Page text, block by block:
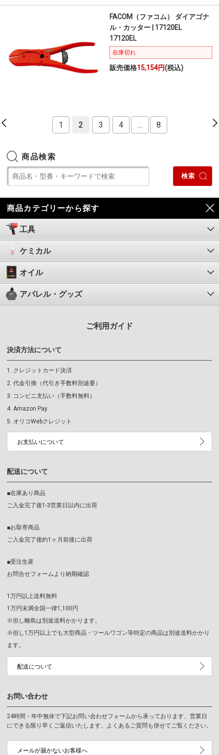
FACOM（ファコム） ダイアゴナ
ル・カッター | 17120EL
17120EL
在庫切れ
販売価格15,154円(税込)
1 2 3 4 … 8
商品検索
商品カテゴリーから探す
工具
ケミカル
オイル
アパレル・グッズ
ご利用ガイド
決済方法について
クレジットカード決済
代金引換（代引き手数料別途要）
コンビニ支払い（手数料無料）
Amazon Pay
オリコWebクレジット
お支払いについて
配送について
■在庫あり商品
ご入金完了後1-3営業日以内に出荷
■お取寄商品
ご入金完了後約1ヶ月前後に出荷
■受注生産
お問合せフォームより納期確認
1万円以上送料無料
1万円未満全国一律1,100円
※但し離島は別途送料かかります。
※但し1万円以上でも大型商品・ツールワゴン等特定の商品は別途送料かかり
ます。
配送について
お問い合わせ
24時間・年中無休で下記お問い合わせフォームから承っております、営業日
にできる限り早くご返信いたします。よくあるご質問も併せてご覧ください。
メールが届かないお客様へ